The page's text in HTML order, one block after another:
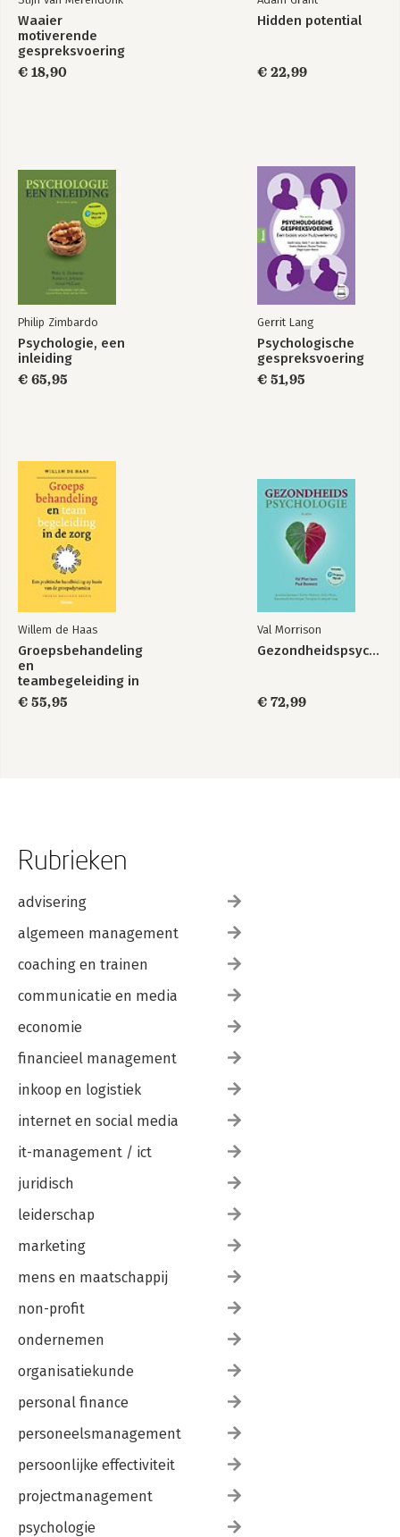
Waaier
motiverende
gespreksvoering
€ 18,90
Hidden potential
€ 22,99
Philip Zimbardo
Psychologie, een
inleiding
€ 65,95
Gerrit Lang
Psychologische
gespreksvoering
€ 51,95
Willem de Haas
Groepsbehandeling
en
teambegeleiding in
de zorg
€ 55,95
Val Morrison
Gezondheidspsychologie
€ 72,99
Rubrieken
advisering
algemeen management
coaching en trainen
communicatie en media
economie
financieel management
inkoop en logistiek
internet en social media
it-management / ict
juridisch
leiderschap
marketing
mens en maatschappij
non-profit
ondernemen
organisatiekunde
personal finance
personeelsmanagement
persoonlijke effectiviteit
projectmanagement
psychologie